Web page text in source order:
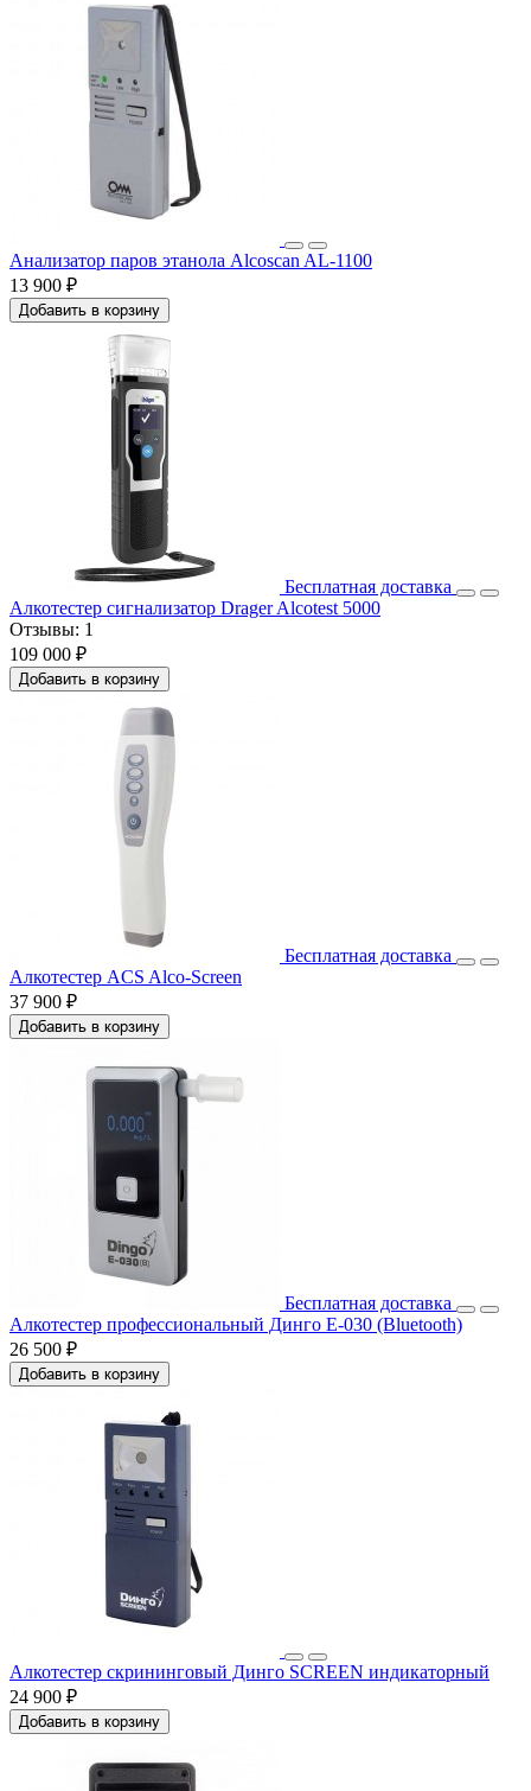
Анализатор паров этанола Alcoscan AL-1100
13 900 ₽
Добавить в корзину
Бесплатная доставка
Алкотестер сигнализатор Drager Alcotest 5000
Отзывы: 1
109 000 ₽
Добавить в корзину
Бесплатная доставка
Алкотестер ACS Alco-Screen
37 900 ₽
Добавить в корзину
Бесплатная доставка
Алкотестер профессиональный Динго Е-030 (Bluetooth)
26 500 ₽
Добавить в корзину
Алкотестер скрининговый Динго SCREEN индикаторный
24 900 ₽
Добавить в корзину